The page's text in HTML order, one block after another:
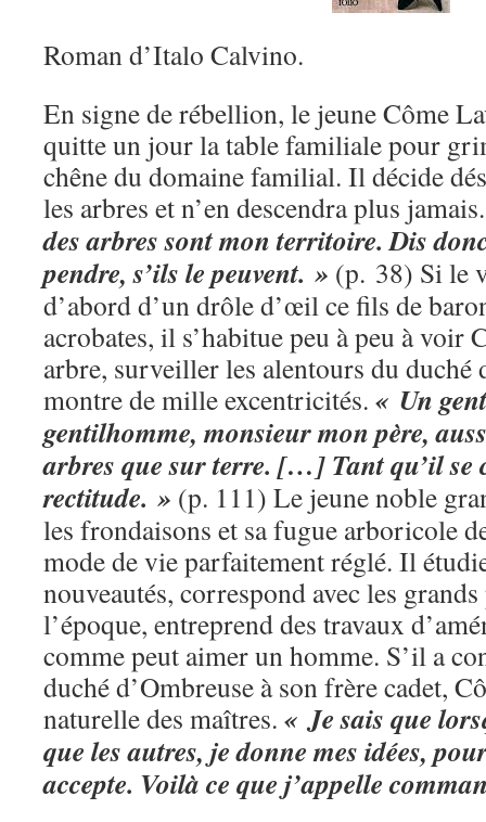
Roman d’Italo Calvino.
En signe de rébellion, le jeune Côme
quitte un jour la table familiale pour
chêne du domaine familial. Il décide
les arbres et n’en descendra plus
des arbres sont mon territoire. Dis
pendre, s’ils le peuvent. » (p. 38) Si le
d’abord d’un drôle d’œil ce fils de
acrobates, il s’habitue peu à peu à voir
arbre, surveiller les alentours du duché
montre de mille excentricités. « Un
gentilhomme, monsieur mon père,
arbres que sur terre. […] Tant qu’il se
rectitude. » (p. 111) Le jeune noble
les frondaisons et sa fugue arboricole
mode de vie parfaitement réglé. Il
nouveautés, correspond avec les
l’époque, entreprend des travaux
comme peut aimer un homme. S’il a
duché d’Ombreuse à son frère cadet,
naturelle des maîtres. « Je sais que
que les autres, je donne mes idées,
accepte. Voilà ce que j’appelle